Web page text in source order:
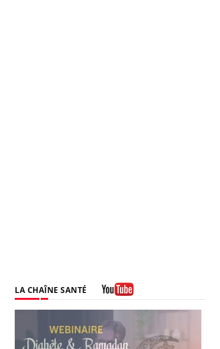
LA CHAÎNE SANTÉ